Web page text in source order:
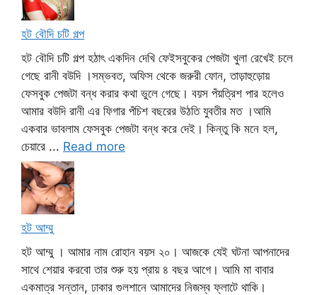
হট বৌদি চটি গল্প
হট বৌদি চটি গল্প হঠাৎ একদিন দেখি ফেইসবুকের পেজটা খুলা রেখেই চলে
গেছে রানী বউদি ।সম্ভবত, অফিস থেকে জরুরী ফোন, তাড়াহুড়োয়
ফেসবুক পেজটা বন্ধ করার কথা ভুলে গেছে। বয়স পঁয়ত্রিশ পার হলেও
আমার বউদি রানী এর ফিগার পঁচিশ বছরের উঠতি যুবতীর মত ।আমি
একবার ভাবলাম ফেসবুক পেজটা বন্ধ করে দেই। কিন্তু কি মনে হল,
চেয়ারে ... Read more
হট আম্মু
হট আম্মু । আমার নাম রোহান বয়স ২০। আজকে যেই ঘটনা আপনাদের
সাথে শেয়ার করবো তার শুরু হয় প্রায় ৪ বছর আগে। আমি মা বাবার
একমাত্র সন্তান, ঢাকার গুলশানে আমাদের নিজস্ব ফ্লাটে থাকি।